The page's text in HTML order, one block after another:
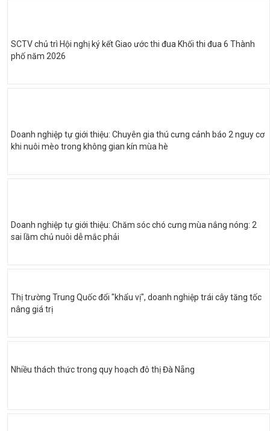
SCTV chủ trì Hội nghị ký kết Giao ước thi đua Khối thi đua 6 Thành
phố năm 2026
Doanh nghiệp tự giới thiệu: Chuyên gia thú cưng cảnh báo 2 nguy cơ
khi nuôi mèo trong không gian kín mùa hè
Doanh nghiệp tự giới thiệu: Chăm sóc chó cưng mùa nắng nóng: 2
sai lầm chủ nuôi dễ mắc phải
Thị trường Trung Quốc đổi "khẩu vị", doanh nghiệp trái cây tăng tốc
nâng giá trị
Nhiều thách thức trong quy hoạch đô thị Đà Nẵng